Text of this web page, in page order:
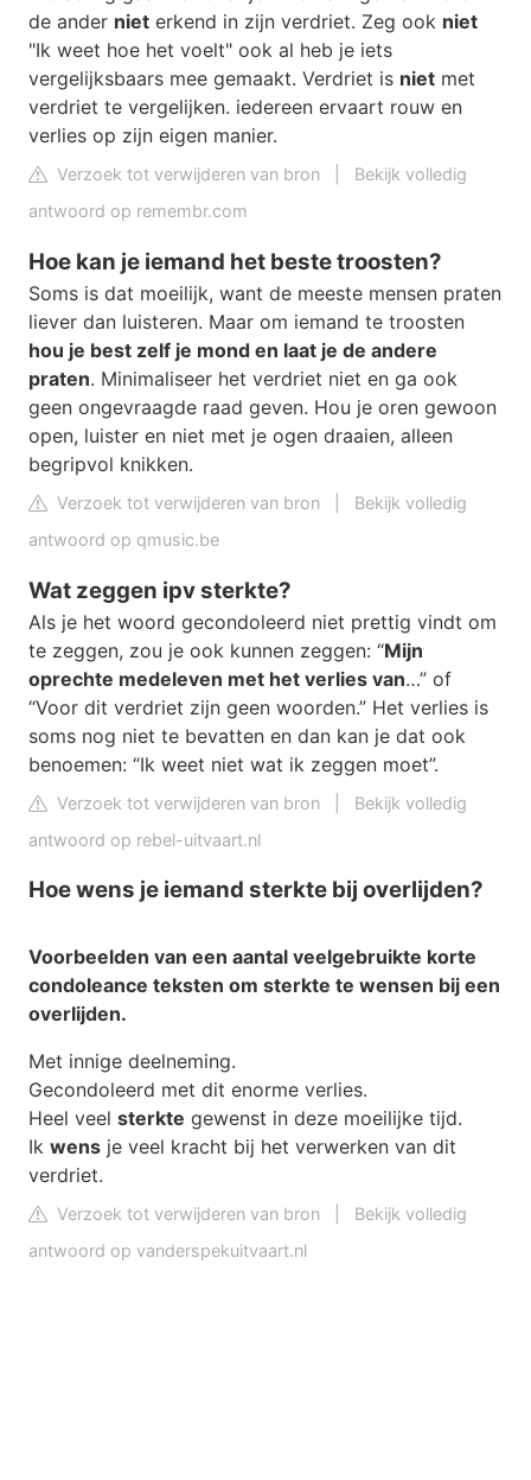
de ander niet erkend in zijn verdriet. Zeg ook niet
"Ik weet hoe het voelt" ook al heb je iets
vergelijksbaars mee gemaakt. Verdriet is niet met
verdriet te vergelijken. iedereen ervaart rouw en
verlies op zijn eigen manier.
Verzoek tot verwijderen van bron
Bekijk volledig
antwoord op remembr.com
Hoe kan je iemand het beste troosten?
Soms is dat moeilijk, want de meeste mensen praten
liever dan luisteren. Maar om iemand te troosten
hou je best zelf je mond en laat je de andere
praten. Minimaliseer het verdriet niet en ga ook
geen ongevraagde raad geven. Hou je oren gewoon
open, luister en niet met je ogen draaien, alleen
begripvol knikken.
Verzoek tot verwijderen van bron
Bekijk volledig
antwoord op qmusic.be
Wat zeggen ipv sterkte?
Als je het woord gecondoleerd niet prettig vindt om
te zeggen, zou je ook kunnen zeggen: “Mijn
oprechte medeleven met het verlies van…” of
“Voor dit verdriet zijn geen woorden.” Het verlies is
soms nog niet te bevatten en dan kan je dat ook
benoemen: “Ik weet niet wat ik zeggen moet”.
Verzoek tot verwijderen van bron
Bekijk volledig
antwoord op rebel-uitvaart.nl
Hoe wens je iemand sterkte bij overlijden?
Voorbeelden van een aantal veelgebruikte korte
condoleance teksten om sterkte te wensen bij een
overlijden.
Met innige deelneming.
Gecondoleerd met dit enorme verlies.
Heel veel sterkte gewenst in deze moeilijke tijd.
Ik wens je veel kracht bij het verwerken van dit
verdriet.
Verzoek tot verwijderen van bron
Bekijk volledig
antwoord op vanderspekuitvaart.nl